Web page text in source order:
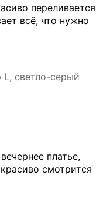
переливается
всё, что нужно
L, светло-серый
платье,
смотрится